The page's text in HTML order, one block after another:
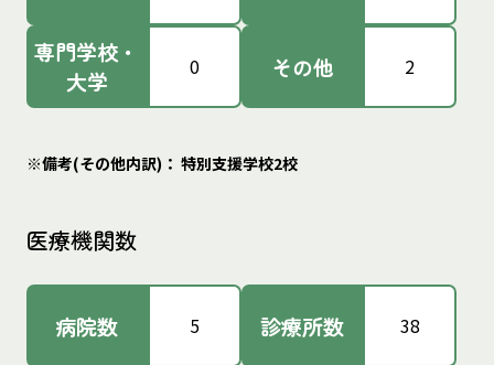
専門学校・
大学
0 その他 2
※備考(その他内訳)： 特別支援学校2校
医療機関数
病院数 5 診療所数 38